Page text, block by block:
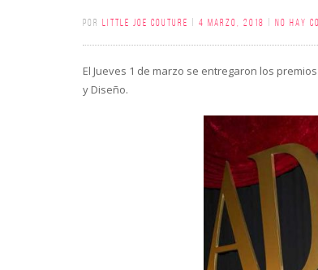
POR LITTLE JOE COUTURE 4 MARZO, 2018 NO HAY
El Jueves 1 de marzo se entregaron los
y Diseño.